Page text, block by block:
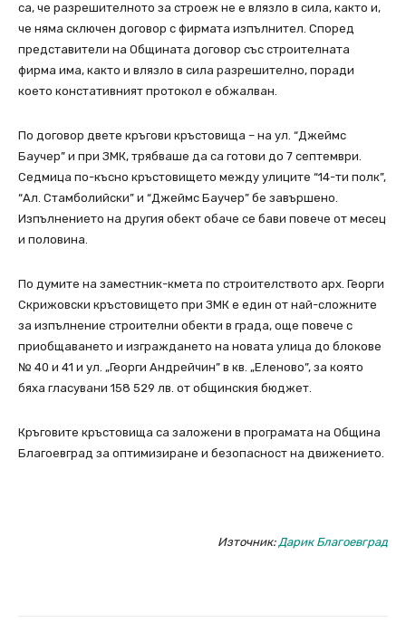
са, че разрешителното за строеж не е влязло в сила, както и,
че няма сключен договор с фирмата изпълнител. Според
представители на Общината договор със строителната
фирма има, както и влязло в сила разрешително, поради
което констативният протокол е обжалван.
По договор двете кръгови кръстовища – на ул. “Джеймс
Баучер” и при ЗМК, трябваше да са готови до 7 септември.
Седмица по-късно кръстовището между улиците “14-ти полк”,
“Ал. Стамболийски” и “Джеймс Баучер” бе завършено.
Изпълнението на другия обект обаче се бави повече от месец
и половина.
По думите на заместник-кмета по строителството арх. Георги
Скрижовски кръстовището при ЗМК е един от най-сложните
за изпълнение строителни обекти в града, още повече с
приобщаването и изграждането на новата улица до блокове
№ 40 и 41 и ул. „Георги Андрейчин” в кв. „Еленово”, за която
бяха гласувани 158 529 лв. от общинския бюджет.
Кръговите кръстовища са заложени в програмата на Община
Благоевград за оптимизиране и безопасност на движението.
Източник:Дарик Благоевград